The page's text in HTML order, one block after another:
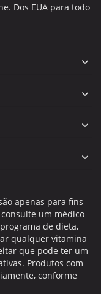
Dos EUA para todo
apenas para fins
um médico
de dieta,
qualquer vitamina
que pode ter um
Produtos com
conforme